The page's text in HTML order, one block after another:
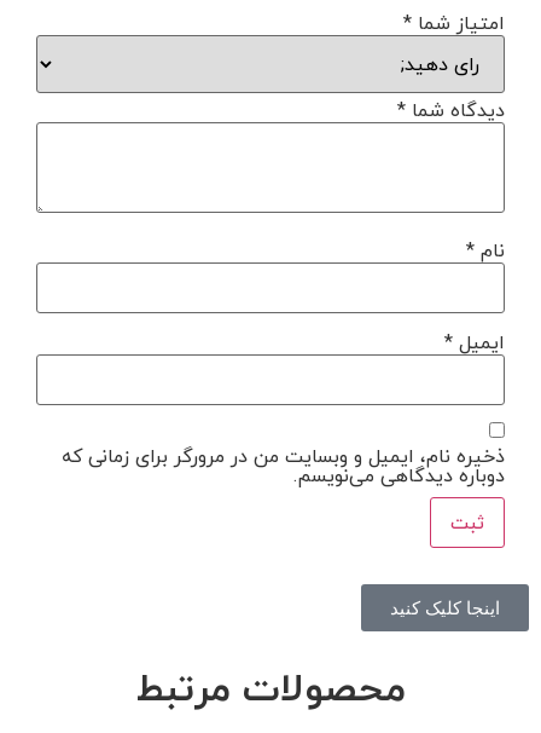
امتیاز شما *
دیدگاه شما *
نام*
ایمیل*
ذخیره نام، ایمیل و وبسایت من در مرورگر برای زمانی که
دوباره دیدگاهی می‌نویسم.
اینجا کلیک کنید
محصولات مرتبط